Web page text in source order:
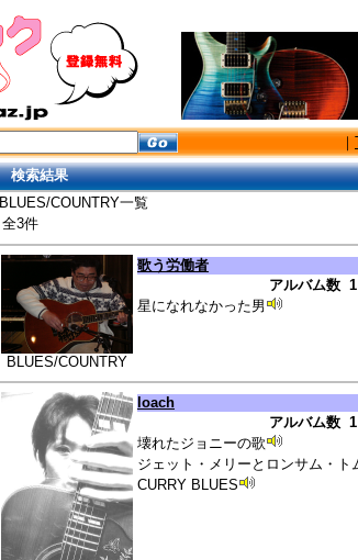
｜
検索結果
BLUES/COUNTRY一覧
全3件
BLUES/COUNTRY
歌う労働者
アルバム数
星になれなかった男
loach
アルバム数
壊れたジョニーの歌
ジェット・メリーとロンサム・ト
CURRY BLUES